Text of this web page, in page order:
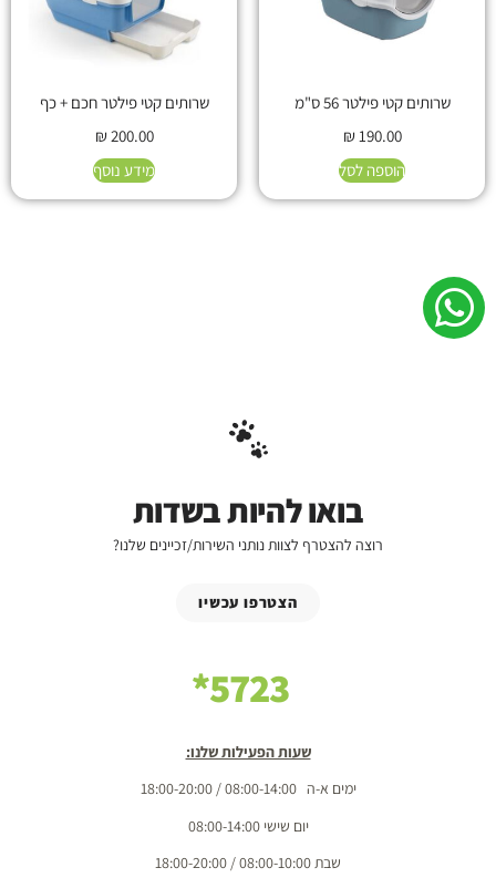
שרותים קטי פילטר 56 ס"מ
₪190.00
הוספה לסל
שרותים קטי פילטר חכם + כף
₪200.00
מידע נוסף
בואו להיות בשדות
רוצה להצטרף לצוות נותני השירות/זכיינים שלנו?
הצטרפו עכשיו
5723*
שעות הפעילות שלנו:
ימים א-ה 08:00-14:00 / 18:00-20:00
יום שישי 08:00-14:00
שבת 08:00-10:00 / 18:00-20:00